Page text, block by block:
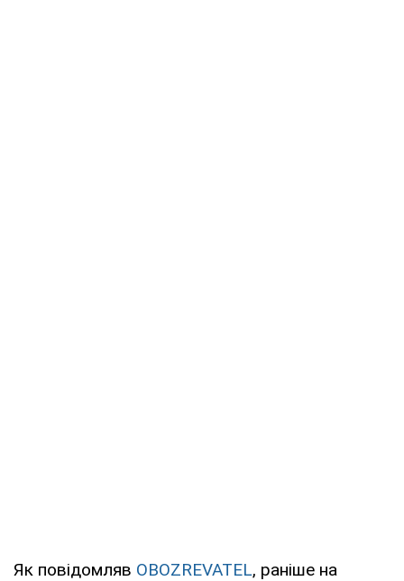
Як повідомляв OBOZREVATEL, раніше на